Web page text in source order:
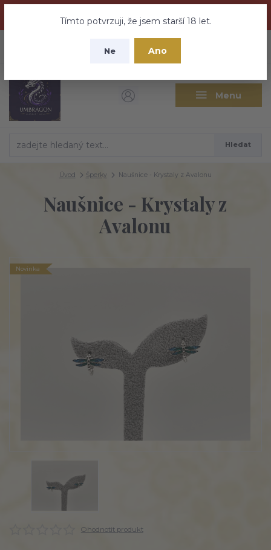
nebuďte vyděšeni zde najdete vše a ještě mnohem víc
Tímto potvrzuji, že jsem starší 18 let.
Ne Ano
Menu
CZK
Hledat
Úvod Šperky Naušnice - Krystaly z Avalonu
Naušnice - Krystaly z
Avalonu
Novinka
Ohodnotit produkt